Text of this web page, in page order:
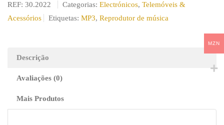
REF: 30.2022 Categorias: Electrónicos, Telemóveis &
Acessórios
Etiquetas: MP3, Reprodutor de música
Descrição
Avaliações (0)
Mais Produtos
MZN